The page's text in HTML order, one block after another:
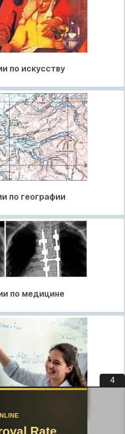
по искусству
по географии
по медицине
3